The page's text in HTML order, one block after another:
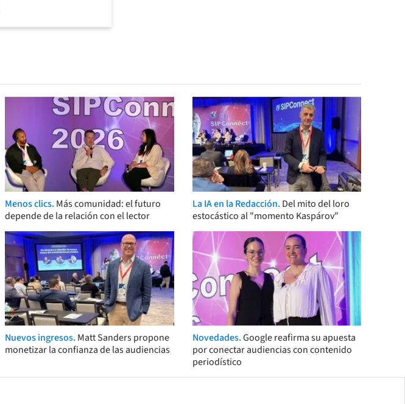
Menos clics. Más comunidad: el futuro
depende de la relación con el lector
La IA en la Redacción. Del mito del loro
estocástico al "momento Kaspárov"
Nuevos ingresos. Matt Sanders propone
monetizar la confianza de las audiencias
Novedades.Google reafirma su apuesta
por conectar audiencias con contenido
periodístico